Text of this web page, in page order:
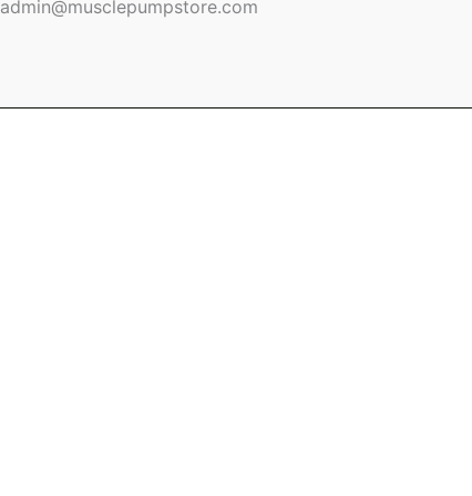
admin@musclepumpstore.com